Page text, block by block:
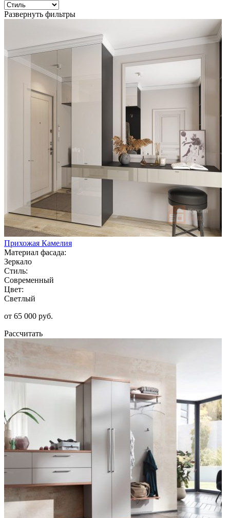
Развернуть фильтры
Прихожая Камелия
Материал фасада:
Зеркало
Стиль:
Современный
Цвет:
Светлый
от 65 000 руб.
Рассчитать